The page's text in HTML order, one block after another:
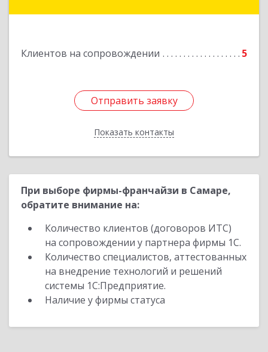
Клиентов на сопровождении 5
Отправить заявку
Показать контакты
Отправить заявку
Назад
При выборе фирмы-франчайзи в Самаре,
обратите внимание на:
Количество клиентов (договоров ИТС)
на сопровождении у партнера фирмы 1С.
Количество специалистов, аттестованных
на внедрение технологий и решений
системы 1С:Предприятие.
Наличие у фирмы статуса